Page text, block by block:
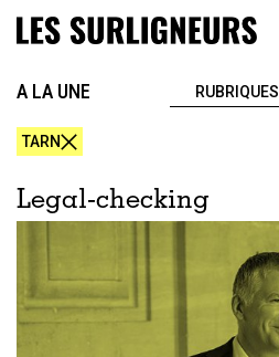
A LA UNE RUBRIQUES
TARN
Legal-checking